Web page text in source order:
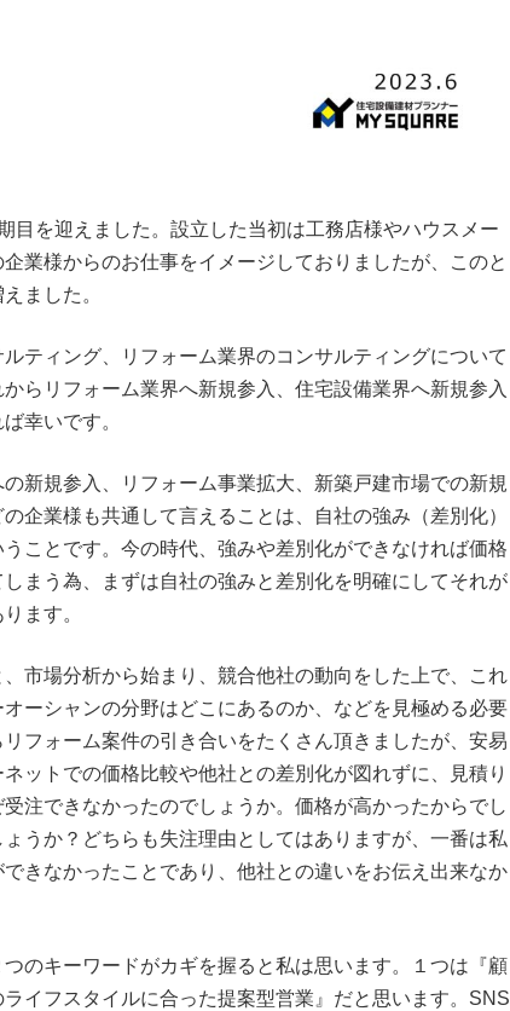
を迎えました。設立した当初は工務店様やハウスメー
業様からのお仕事をイメージしておりましたが、このと
ました。
ティング、リフォーム業界のコンサルティングについて
らリフォーム業界へ新規参入、住宅設備業界へ新規参入
幸いです。
新規参入、リフォーム事業拡大、新築戸建市場での新規
企業様も共通して言えることは、自社の強み（差別化）
ことです。今の時代、強みや差別化ができなければ価格
まう為、まずは自社の強みと差別化を明確にしてそれが
ます。
市場分析から始まり、競合他社の動向をした上で、これ
ーシャンの分野はどこにあるのか、などを見極める必要
フォーム案件の引き合いをたくさん頂きましたが、安易
ットでの価格比較や他社との差別化が図れずに、見積り
注できなかったのでしょうか。価格が高かったからでし
うか？どちらも失注理由としてはありますが、一番は私
きなかったことであり、他社との違いをお伝え出来なか
のキーワードがカギを握ると私は思います。１つは『顧
イフスタイルに合った提案型営業』だと思います。SNS